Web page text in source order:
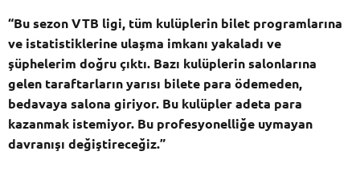
“Bu sezon VTB ligi, tüm kulüplerin bilet programlarına
ve istatistiklerine ulaşma imkanı yakaladı ve
şüphelerim doğru çıktı. Bazı kulüplerin salonlarına
gelen taraftarların yarısı bilete para ödemeden,
bedavaya salona giriyor. Bu kulüpler adeta para
kazanmak istemiyor. Bu profesyonelliğe uymayan
davranışı değiştireceğiz.”